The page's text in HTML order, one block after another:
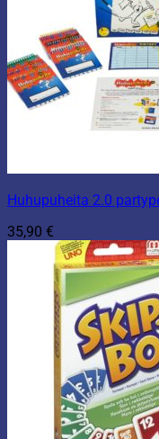
Huhupuheita 2.0
35,90 €